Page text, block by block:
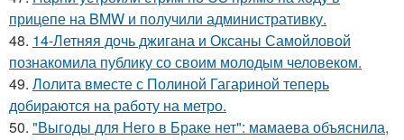
прицепе на BMW и получили административку.
48. 14-Летняя дочь джигана и Оксаны Самойловой
познакомила публику со своим молодым человеком.
49. Лолита вместе с Полиной Гагариной теперь
добираются на работу на метро.
50. "Выгоды для Него в Браке нет": мамаева объяснила,